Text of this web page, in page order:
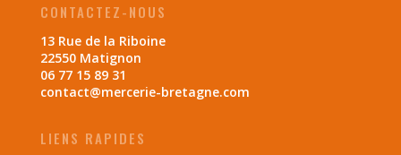
CONTACTEZ-NOUS
13 Rue de la Riboine
22550 Matignon
06 77 15 89 31
contact@mercerie-bretagne.com
LIENS RAPIDES